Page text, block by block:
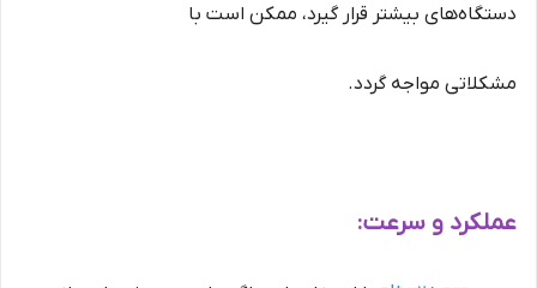
دستگاه‌های بیشتر قرار گیرد، ممکن است با
مشکلاتی مواجه گردد.
عملکرد و سرعت: